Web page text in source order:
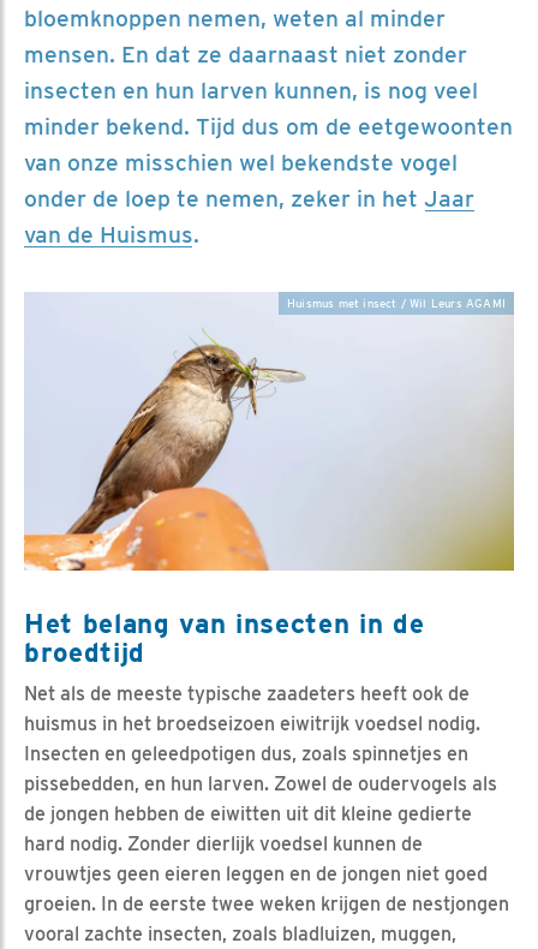
bloemknoppen nemen, weten al minder
mensen. En dat ze daarnaast niet zonder
insecten en hun larven kunnen, is nog veel
minder bekend. Tijd dus om de eetgewoonten
van onze misschien wel bekendste vogel
onder de loep te nemen, zeker in het Jaar
van de Huismus.
Huismus met insect / Wil Leurs AGAMI
Het belang van insecten in de
broedtijd
Net als de meeste typische zaadeters heeft ook de
huismus in het broedseizoen eiwitrijk voedsel nodig.
Insecten en geleedpotigen dus, zoals spinnetjes en
pissebedden, en hun larven. Zowel de oudervogels als
de jongen hebben de eiwitten uit dit kleine gedierte
hard nodig. Zonder dierlijk voedsel kunnen de
vrouwtjes geen eieren leggen en de jongen niet goed
groeien. In de eerste twee weken krijgen de nestjongen
vooral zachte insecten, zoals bladluizen, muggen,